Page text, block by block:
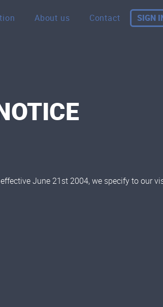
About us Contact SIGN
June 21st 2004, we specify to our